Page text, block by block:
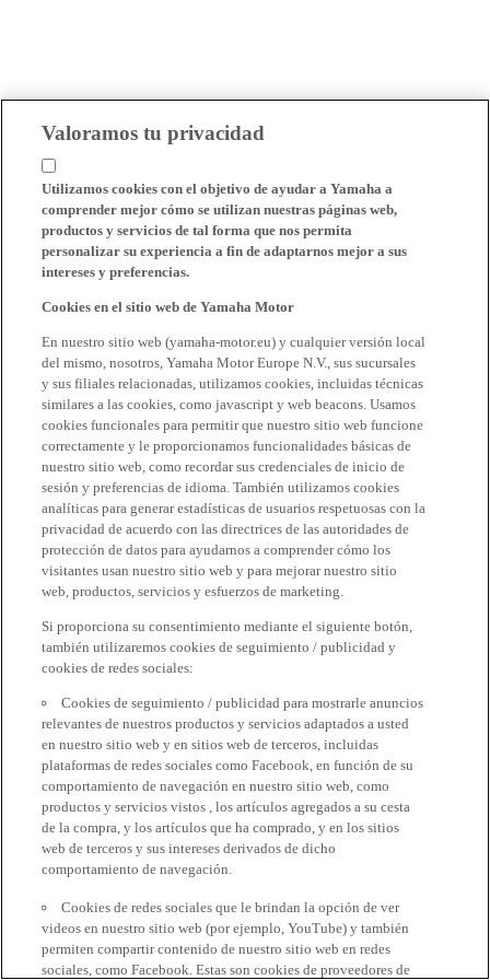
Valoramos tu privacidad
Utilizamos cookies con el objetivo de ayudar a Yamaha a
comprender mejor cómo se utilizan nuestras páginas web,
productos y servicios de tal forma que nos permita
personalizar su experiencia a fin de adaptarnos mejor a sus
intereses y preferencias.
Cookies en el sitio web de Yamaha Motor
En nuestro sitio web (yamaha-motor.eu) y cualquier versión local
del mismo, nosotros, Yamaha Motor Europe N.V., sus sucursales
y sus filiales relacionadas, utilizamos cookies, incluidas técnicas
similares a las cookies, como javascript y web beacons. Usamos
cookies funcionales para permitir que nuestro sitio web funcione
correctamente y le proporcionamos funcionalidades básicas de
nuestro sitio web, como recordar sus credenciales de inicio de
sesión y preferencias de idioma. También utilizamos cookies
analíticas para generar estadísticas de usuarios respetuosas con la
privacidad de acuerdo con las directrices de las autoridades de
protección de datos para ayudarnos a comprender cómo los
visitantes usan nuestro sitio web y para mejorar nuestro sitio
web, productos, servicios y esfuerzos de marketing.
Si proporciona su consentimiento mediante el siguiente botón,
también utilizaremos cookies de seguimiento / publicidad y
cookies de redes sociales:
Cookies de seguimiento / publicidad para mostrarle anuncios
relevantes de nuestros productos y servicios adaptados a usted
en nuestro sitio web y en sitios web de terceros, incluidas
plataformas de redes sociales como Facebook, en función de su
comportamiento de navegación en nuestro sitio web, como
productos y servicios vistos , los artículos agregados a su cesta
de la compra, y los artículos que ha comprado, y en los sitios
web de terceros y sus intereses derivados de dicho
comportamiento de navegación.
Cookies de redes sociales que le brindan la opción de ver
videos en nuestro sitio web (por ejemplo, YouTube) y también
permiten compartir contenido de nuestro sitio web en redes
sociales, como Facebook. Estas son cookies de proveedores de